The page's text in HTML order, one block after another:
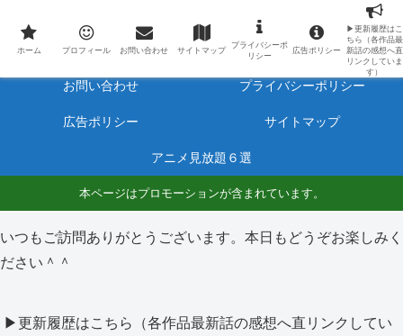
最新アニメのあらすじと感想をネタバレ有りで毎日更新しています。
ホーム プロフィール
お問い合わせ プライバシーポリシー
広告ポリシー サイトマップ
アニメ見放題６選
本ページはプロモーションが含まれています。
いつもご訪問ありがとうございます。本日もどうぞお楽しみく
ださい＾＾
▶更新履歴はこちら（各作品最新話の感想へ直リンクしてい
ホーム プロフィール お問い合わせ サイトマップ
プライバシーポ
リシー
広告ポリシー
▶更新履歴はこ
ちら（各作品最
新話の感想へ直
リンクしていま
す）